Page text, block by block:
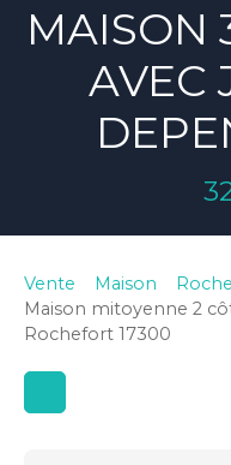
MAISON
AVEC
Vente Maison
Maison mitoyenne 2
Rochefort 17300